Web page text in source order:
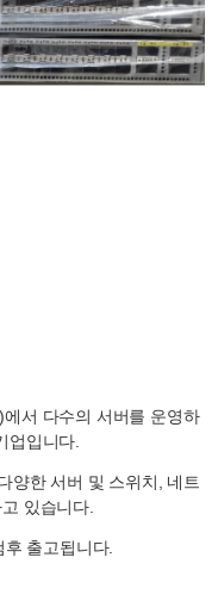
서 다수의 서버를 운영하
업입니다.
양한 서버 및 스위치, 네트
있습니다.
출고됩니다.